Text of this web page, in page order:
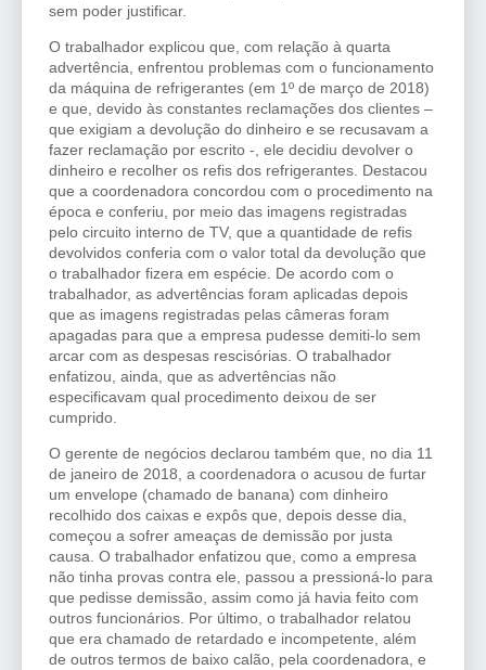
sem poder justificar.
O trabalhador explicou que, com relação à quarta
advertência, enfrentou problemas com o funcionamento
da máquina de refrigerantes (em 1º de março de 2018)
e que, devido às constantes reclamações dos clientes –
que exigiam a devolução do dinheiro e se recusavam a
fazer reclamação por escrito -, ele decidiu devolver o
dinheiro e recolher os refis dos refrigerantes. Destacou
que a coordenadora concordou com o procedimento na
época e conferiu, por meio das imagens registradas
pelo circuito interno de TV, que a quantidade de refis
devolvidos conferia com o valor total da devolução que
o trabalhador fizera em espécie. De acordo com o
trabalhador, as advertências foram aplicadas depois
que as imagens registradas pelas câmeras foram
apagadas para que a empresa pudesse demiti-lo sem
arcar com as despesas rescisórias. O trabalhador
enfatizou, ainda, que as advertências não
especificavam qual procedimento deixou de ser
cumprido.
O gerente de negócios declarou também que, no dia 11
de janeiro de 2018, a coordenadora o acusou de furtar
um envelope (chamado de banana) com dinheiro
recolhido dos caixas e expôs que, depois desse dia,
começou a sofrer ameaças de demissão por justa
causa. O trabalhador enfatizou que, como a empresa
não tinha provas contra ele, passou a pressioná-lo para
que pedisse demissão, assim como já havia feito com
outros funcionários. Por último, o trabalhador relatou
que era chamado de retardado e incompetente, além
de outros termos de baixo calão, pela coordenadora, e